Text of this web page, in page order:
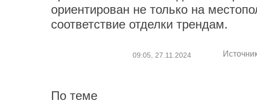
ориентирован не только на
соответствие отделки трендам.
09:05, 27.11.2024
По теме